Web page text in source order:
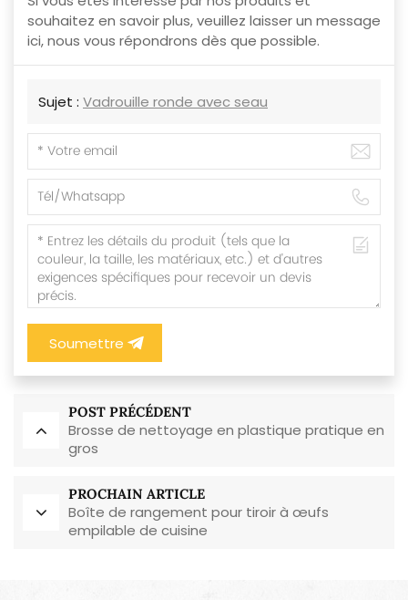
souhaitez en savoir plus, veuillez laisser un message
ici, nous vous répondrons dès que possible.
Sujet : Vadrouille ronde avec seau
Soumettre
POST PRÉCÉDENT
Brosse de nettoyage en plastique pratique en
gros
PROCHAIN ARTICLE
Boîte de rangement pour tiroir à œufs
empilable de cuisine